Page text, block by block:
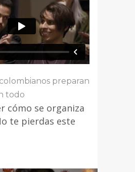
preparan
todo
cómo se organiza
te pierdas este